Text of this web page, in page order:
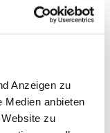
Anzeigen zu
Medien anbieten
zu
liebe
Zeiten geöffnet:
13-15 Uhr